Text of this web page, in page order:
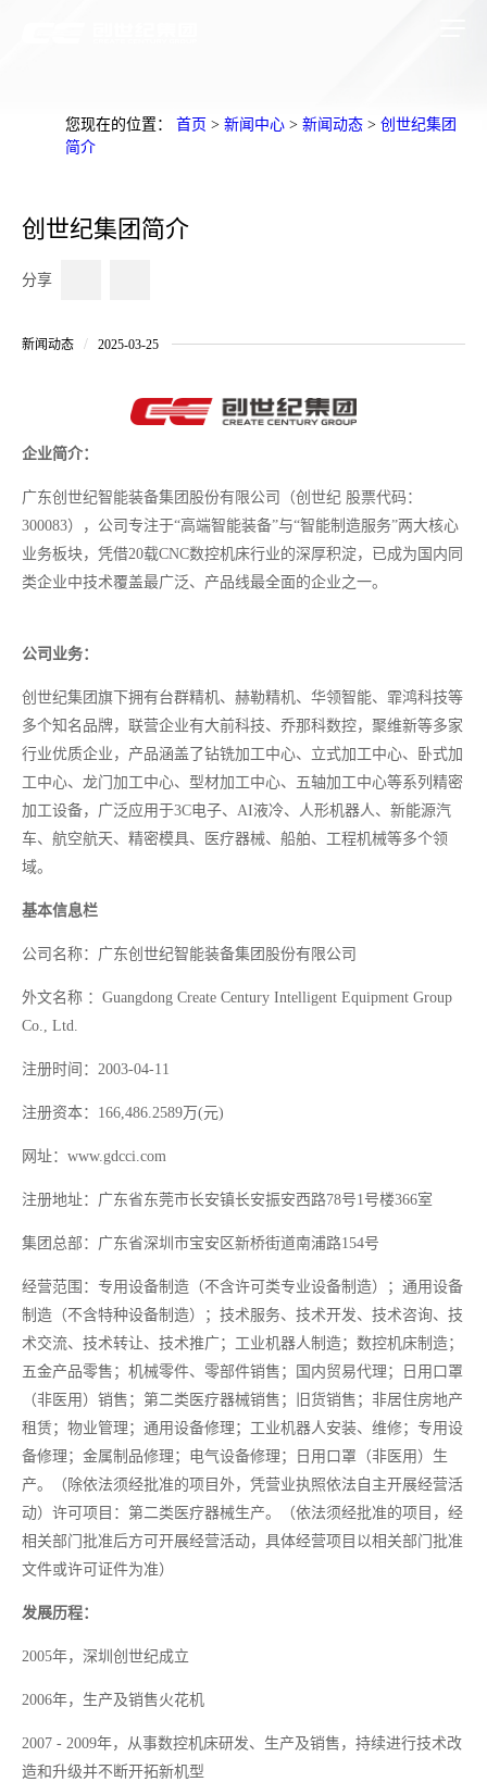
您现在的位置： 首页 > 新闻中心 > 新闻动态 > 创世纪集团
简介
创世纪集团简介
分享
新闻动态 / 2025-03-25
企业简介：
广东创世纪智能装备集团股份有限公司（创世纪 股票代码：
300083），公司专注于“高端智能装备”与“智能制造服务”两大核心
业务板块，凭借20载CNC数控机床行业的深厚积淀，已成为国内同
类企业中技术覆盖最广泛、产品线最全面的企业之一。
公司业务：
创世纪集团旗下拥有台群精机、赫勒精机、华领智能、霏鸿科技等
多个知名品牌，联营企业有大前科技、乔那科数控，聚维新等多家
行业优质企业，产品涵盖了钻铣加工中心、立式加工中心、卧式加
工中心、龙门加工中心、型材加工中心、五轴加工中心等系列精密
加工设备，广泛应用于3C电子、AI液冷、人形机器人、新能源汽
车、航空航天、精密模具、医疗器械、船舶、工程机械等多个领
域。
基本信息栏
公司名称：广东创世纪智能装备集团股份有限公司
外文名称 ： Guangdong Create Century Intelligent Equipment Group
Co., Ltd.
注册时间： 2003-04-11
注册资本： 166,486.2589万(元)
网址： www.gdcci.com
注册地址：广东省东莞市长安镇长安振安西路78号1号楼366室
集团总部：广东省深圳市宝安区新桥街道南浦路154号
经营范围： 专用设备制造（不含许可类专业设备制造）；通用设备
制造（不含特种设备制造）；技术服务、技术开发、技术咨询、技
术交流、技术转让、技术推广；工业机器人制造；数控机床制造；
五金产品零售；机械零件、零部件销售；国内贸易代理；日用口罩
（非医用）销售；第二类医疗器械销售；旧货销售；非居住房地产
租赁；物业管理；通用设备修理；工业机器人安装、维修；专用设
备修理；金属制品修理；电气设备修理；日用口罩（非医用）生
产。（除依法须经批准的项目外，凭营业执照依法自主开展经营活
动）许可项目：第二类医疗器械生产。（依法须经批准的项目，经
相关部门批准后方可开展经营活动，具体经营项目以相关部门批准
文件或许可证件为准）
发展历程：
2005年，深圳创世纪成立
2006年，生产及销售火花机
2007 - 2009年，从事数控机床研发、生产及销售，持续进行技术改
造和升级并不断开拓新机型